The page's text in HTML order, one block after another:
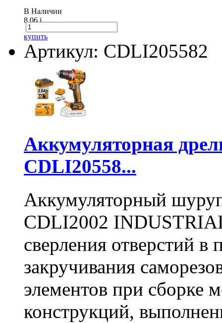
В Наличии
8.06i
купить
Артикул: CDLI205582
Аккумуляторная
CDLI20558...
Аккумуляторный
CDLI2002
сверления отверстий в
закручивания
элементов при сборке
конструкций,